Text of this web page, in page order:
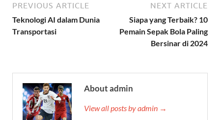
PREVIOUS ARTICLE
Teknologi AI dalam Dunia
Transportasi
NEXT ARTICLE
Siapa yang Terbaik? 10
Pemain Sepak Bola Paling
Bersinar di 2024
About admin
View all posts by admin →